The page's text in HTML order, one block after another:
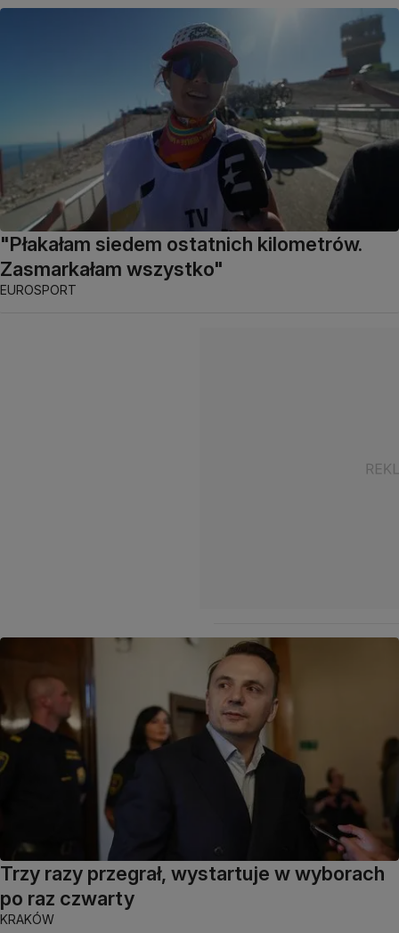
"Płakałam siedem ostatnich kilometrów.
Zasmarkałam wszystko"
EUROSPORT
Trzy razy przegrał, wystartuje w wyborach
po raz czwarty
KRAKÓW